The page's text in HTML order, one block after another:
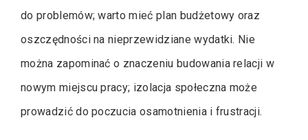
do problemów; warto mieć plan budżetowy oraz
oszczędności na nieprzewidziane wydatki. Nie
można zapominać o znaczeniu budowania relacji w
nowym miejscu pracy; izolacja społeczna może
prowadzić do poczucia osamotnienia i frustracji.